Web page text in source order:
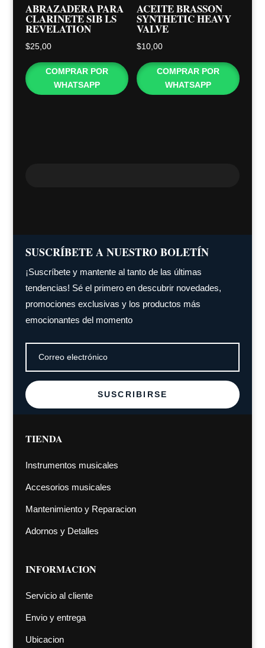
ABRAZADERA PARA
CLARINETE SIB LS
REVELATION
$25,00
COMPRAR POR
WHATSAPP
ACEITE BRASSON
SYNTHETIC HEAVY
VALVE
$10,00
COMPRAR POR
WHATSAPP
SUSCRÍBETE A NUESTRO BOLETÍN
¡Suscríbete y mantente al tanto de las últimas
tendencias! Sé el primero en descubrir novedades,
promociones exclusivas y los productos más
emocionantes del momento
SUSCRIBIRSE
TIENDA
Instrumentos musicales
Accesorios musicales
Mantenimiento y Reparacion
Adornos y Detalles
INFORMACION
Servicio al cliente
Envio y entrega
Ubicacion